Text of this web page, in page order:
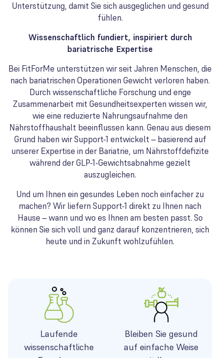
Unterstützung, damit Sie sich ausgeglichen und gesund
fühlen.
Wissenschaftlich fundiert, inspiriert durch
bariatrische Expertise
Bei FitForMe unterstützen wir seit Jahren Menschen, die
nach bariatrischen Operationen Gewicht verloren haben.
Durch wissenschaftliche Forschung und enge
Zusammenarbeit mit Gesundheitsexperten wissen wir,
wie eine reduzierte Nahrungsaufnahme den
Nährstoffhaushalt beeinflussen kann. Genau aus diesem
Grund haben wir Support-1 entwickelt – basierend auf
unserer Expertise in der Bariatrie, um Nährstoffdefizite
während der GLP-1-Gewichtsabnahme gezielt
auszugleichen.
Und um Ihnen ein gesundes Leben noch einfacher zu
machen? Wir liefern Support-1 direkt zu Ihnen nach
Hause – wann und wo es Ihnen am besten passt. So
können Sie sich voll und ganz darauf konzentrieren, sich
heute und in Zukunft wohlzufühlen.
Laufende
wissenschaftliche
Bleiben Sie gesund
auf einfache Weise